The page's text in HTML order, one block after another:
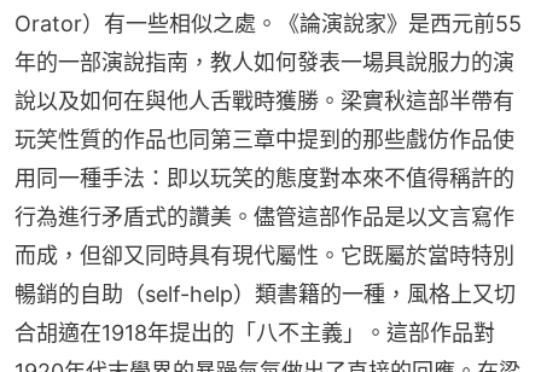
Orator）有一些相似之處。《論演說家》是西元前55
年的一部演說指南，教人如何發表一場具說服力的演
說以及如何在與他人舌戰時獲勝。梁實秋這部半帶有
玩笑性質的作品也同第三章中提到的那些戲仿作品使
用同一種手法：即以玩笑的態度對本來不值得稱許的
行為進行矛盾式的讚美。儘管這部作品是以文言寫作
而成，但卻又同時具有現代屬性。它既屬於當時特別
暢銷的自助（self-help）類書籍的一種，風格上又切
合胡適在1918年提出的「八不主義」。這部作品對